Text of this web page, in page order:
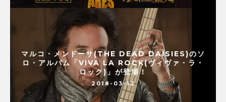
マルコ・メンドーサ(THE DEAD DAISIES)のソ
ロ・アルバム「VIVA LA ROCK(ヴィヴァ・ラ・
ロック)」が登場！
2018-03-12